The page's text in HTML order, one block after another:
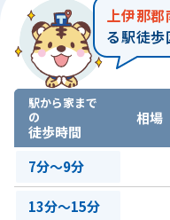
上伊那
る駅徒歩
駅から家まで
の
徒歩時間
相場
7分～9分
13分～15分